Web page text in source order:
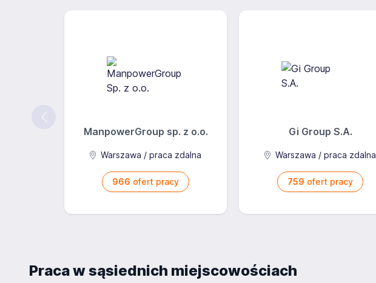
ManpowerGroup sp. z o.o.
Warszawa / praca zdalna
966 ofert pracy
Gi Group S.A.
Warszawa / praca zdalna
759 ofert pracy
Praca w sąsiednich miejscowościach